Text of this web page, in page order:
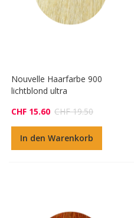
Nouvelle Haarfarbe 900
lichtblond ultra
CHF 15.60 CHF 19.50
In den Warenkorb